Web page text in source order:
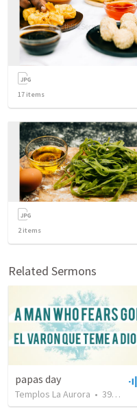
17 items
2items
Related Sermons
papas day
Templos La Aurora • 397 views